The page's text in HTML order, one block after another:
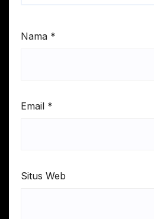
Nama *
Email *
Situs Web